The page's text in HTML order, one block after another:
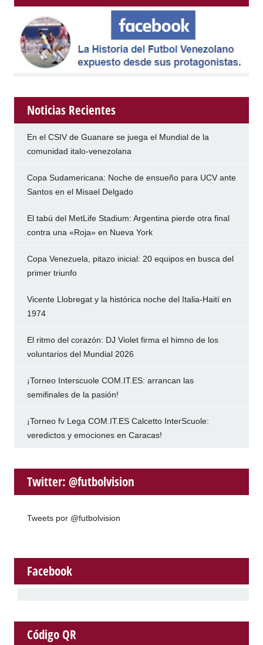
Noticias Recientes
En el CSIV de Guanare se juega el Mundial de la
comunidad italo-venezolana
Copa Sudamericana: Noche de ensueño para UCV ante
Santos en el Misael Delgado
El tabú del MetLife Stadium: Argentina pierde otra final
contra una «Roja» en Nueva York
Copa Venezuela, pitazo inicial: 20 equipos en busca del
primer triunfo
Vicente Llobregat y la histórica noche del Italia-Haití en
1974
El ritmo del corazón: DJ Violet firma el himno de los
voluntarios del Mundial 2026
¡Torneo Interscuole COM.IT.ES: arrancan las
semifinales de la pasión!
¡Torneo fv Lega COM.IT.ES Calcetto InterScuole:
veredictos y emociones en Caracas!
Twitter: @futbolvision
Tweets por @futbolvision
Facebook
Código QR